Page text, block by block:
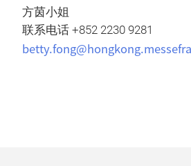
方茵小姐
联系电话 +852 2230 9281